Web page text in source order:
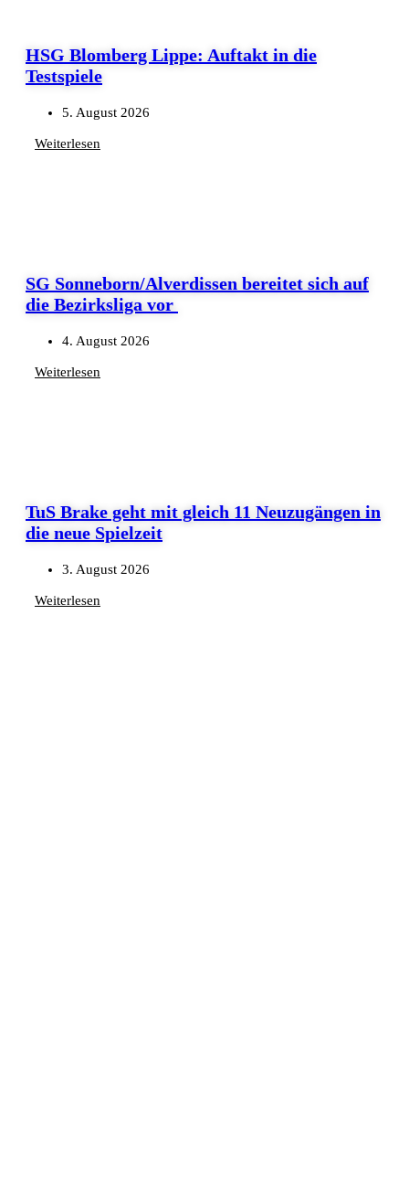
HSG Blomberg Lippe: Auftakt in die
Testspiele
5. August 2026
Weiterlesen
SG Sonneborn/Alverdissen bereitet sich auf
die Bezirksliga vor
4. August 2026
Weiterlesen
TuS Brake geht mit gleich 11 Neuzugängen in
die neue Spielzeit
3. August 2026
Weiterlesen